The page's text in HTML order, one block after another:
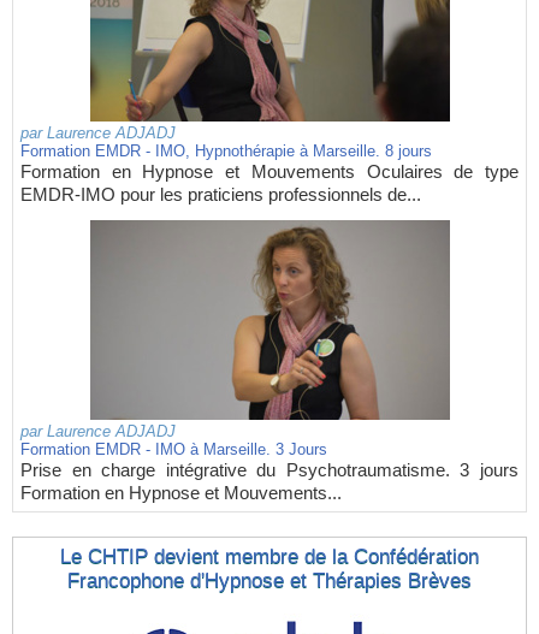
par Laurence ADJADJ
Formation EMDR - IMO, Hypnothérapie à Marseille. 8 jours
Formation en Hypnose et Mouvements Oculaires de type
EMDR-IMO pour les praticiens professionnels de...
par Laurence ADJADJ
Formation EMDR - IMO à Marseille. 3 Jours
Prise en charge intégrative du Psychotraumatisme. 3 jours
Formation en Hypnose et Mouvements...
Le CHTIP devient membre de la Confédération
Francophone d'Hypnose et Thérapies Brèves